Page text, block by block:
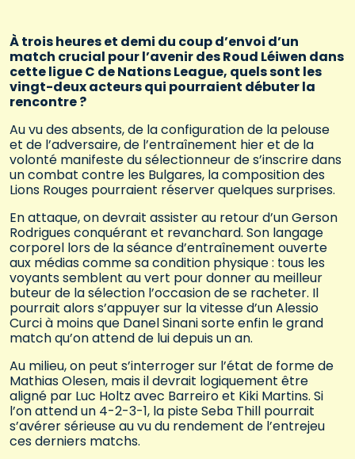
À trois heures et demi du coup d’envoi d’un
match crucial pour l’avenir des Roud Léiwen dans
cette ligue C de Nations League, quels sont les
vingt-deux acteurs qui pourraient débuter la
rencontre ?
Au vu des absents, de la configuration de la pelouse
et de l’adversaire, de l’entraînement hier et de la
volonté manifeste du sélectionneur de s’inscrire dans
un combat contre les Bulgares, la composition des
Lions Rouges pourraient réserver quelques surprises.
En attaque, on devrait assister au retour d’un Gerson
Rodrigues conquérant et revanchard. Son langage
corporel lors de la séance d’entraînement ouverte
aux médias comme sa condition physique : tous les
voyants semblent au vert pour donner au meilleur
buteur de la sélection l’occasion de se racheter. Il
pourrait alors s’appuyer sur la vitesse d’un Alessio
Curci à moins que Danel Sinani sorte enfin le grand
match qu’on attend de lui depuis un an.
Au milieu, on peut s’interroger sur l’état de forme de
Mathias Olesen, mais il devrait logiquement être
aligné par Luc Holtz avec Barreiro et Kiki Martins. Si
l’on attend un 4-2-3-1, la piste Seba Thill pourrait
s’avérer sérieuse au vu du rendement de l’entrejeu
ces derniers matchs.